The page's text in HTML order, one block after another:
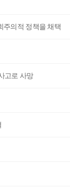
주의적 정책을 채택
고로 사망